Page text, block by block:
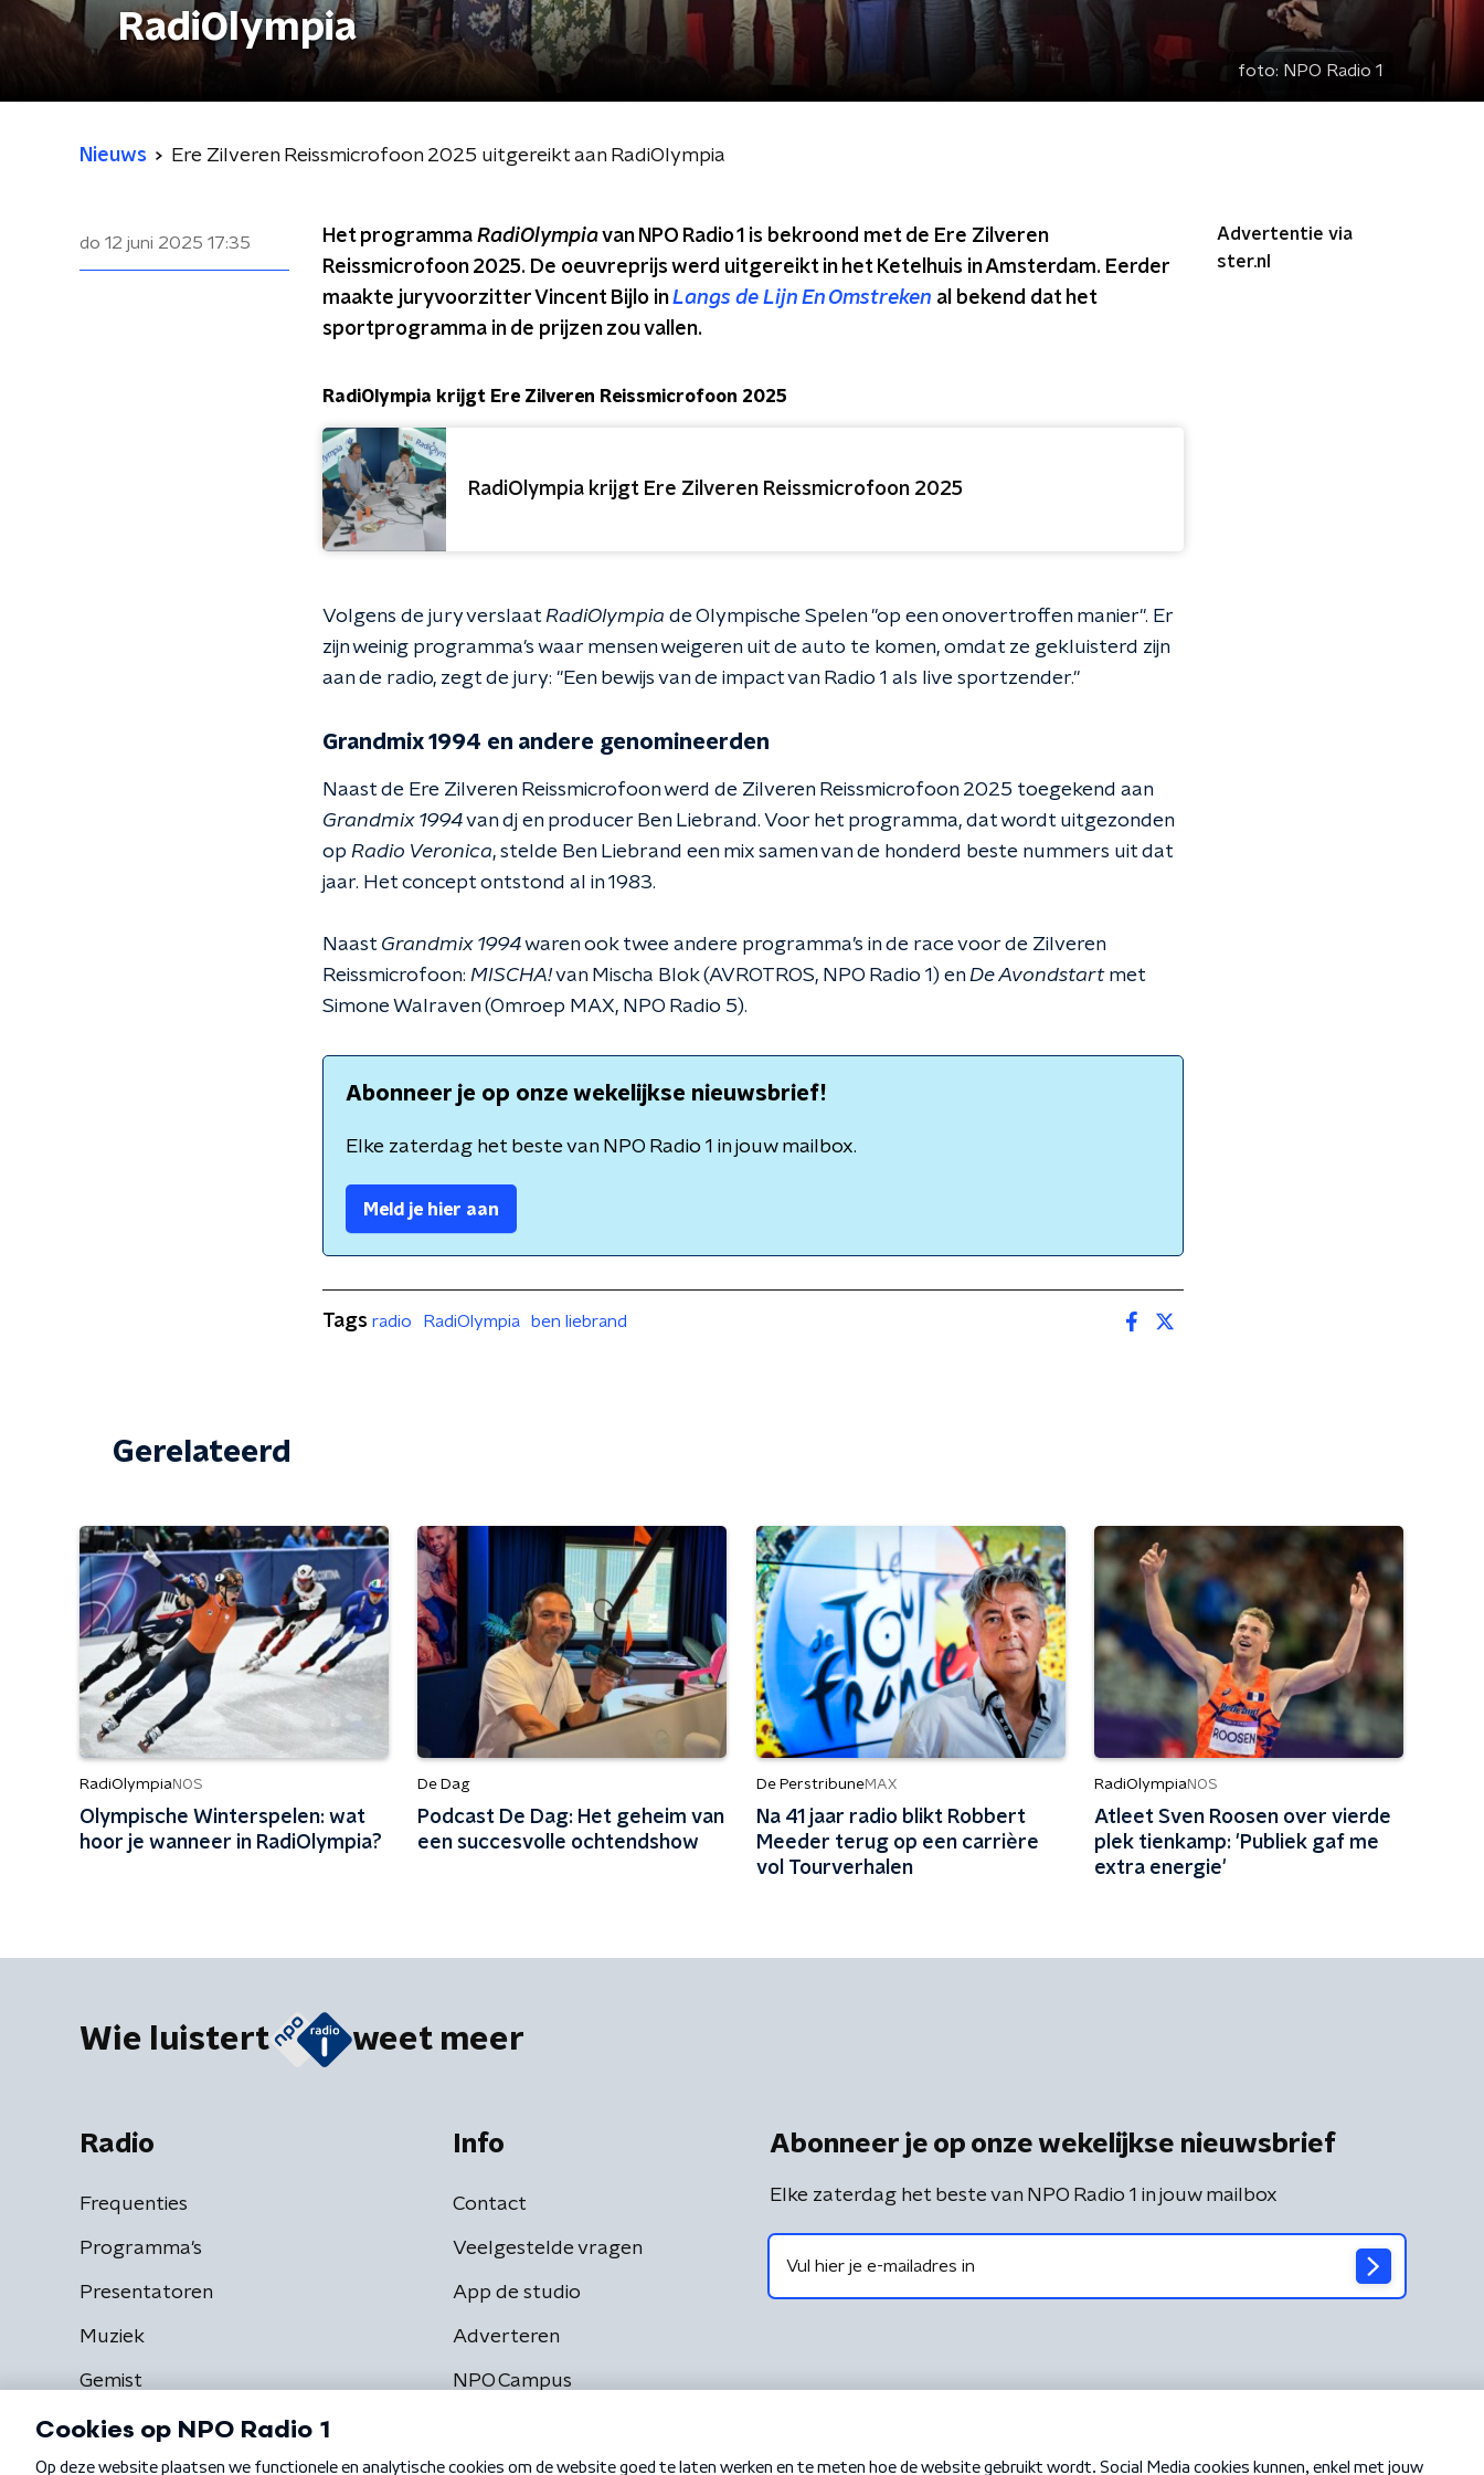
RadiOlympia
foto: NPO Radio 1
Nieuws Ere Zilveren Reissmicrofoon 2025 uitgereikt aan RadiOlympia
do 12 juni 2025 17:35 Het programma RadiOlympiavan NPO Radio 1 is bekroond met de Ere Zilveren
Reissmicrofoon 2025. De oeuvreprijs werd uitgereikt in het Ketelhuis in Amsterdam. Eerder
maakte juryvoorzitter Vincent Bijlo inLangs de Lijn En Omstreken al bekend dat het
sportprogramma in de prijzen zou vallen.
RadiOlympia krijgt Ere Zilveren Reissmicrofoon 2025
RadiOlympia krijgt Ere Zilveren Reissmicrofoon 2025
Volgens de jury verslaat RadiOlympia de Olympische Spelen "op een onovertroffen manier". Er
zijn weinig programma's waar mensen weigeren uit de auto te komen, omdat ze gekluisterd zijn
aan de radio, zegt de jury: "Een bewijs van de impact van Radio 1 als live sportzender."
Grandmix 1994 en andere genomineerden
Naast de Ere Zilveren Reissmicrofoon werd de Zilveren Reissmicrofoon 2025 toegekend aan
Grandmix 1994van dj en producer Ben Liebrand. Voor het programma, dat wordt uitgezonden
op Radio Veronica, stelde Ben Liebrand een mix samen van de honderd beste nummers uit dat
jaar. Het concept ontstond al in 1983.
Naast Grandmix 1994waren ook twee andere programma’s in de race voor de Zilveren
Reissmicrofoon: MISCHA!van Mischa Blok (AVROTROS, NPO Radio 1) enDe Avondstartmet
Simone Walraven (Omroep MAX, NPO Radio 5).
Abonneer je op onze wekelijkse nieuwsbrief!
Elke zaterdag het beste van NPO Radio 1 in jouw mailbox.
Meld je hier aan
Advertentie via
ster.nl
Tags radio RadiOlympia ben liebrand
Gerelateerd
RadiOlympiaNOS
Olympische Winterspelen: wat
hoor je wanneer in RadiOlympia?
De Dag
Podcast De Dag: Het geheim van
een succesvolle ochtendshow
De PerstribuneMAX
Na 41 jaar radio blikt Robbert
Meeder terug op een carrière
vol Tourverhalen
RadiOlympiaNOS
Atleet Sven Roosen over vierde
plek tienkamp: 'Publiek gaf me
extra energie'
Wie luistert weet meer
Radio
Frequenties
Programma's
Presentatoren
Muziek
Gemist
Info
Contact
Veelgestelde vragen
App de studio
Adverteren
NPO Campus
Abonneer je op onze wekelijkse nieuwsbrief
Elke zaterdag het beste van NPO Radio 1 in jouw mailbox